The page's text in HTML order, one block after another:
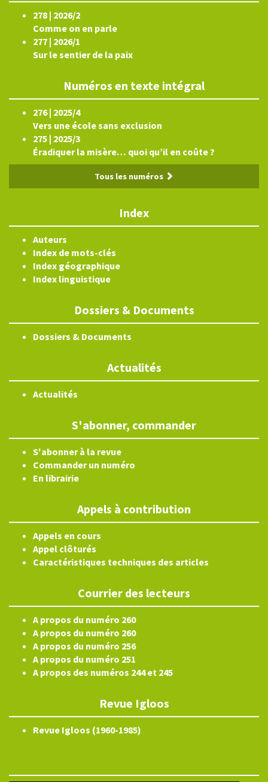
278 | 2026/2
Comme on en parle
277 | 2026/1
Sur le sentier de la paix
Numéros en texte intégral
276 | 2025/4
Vers une école sans exclusion
275 | 2025/3
Éradiquer la misère… quoi qu’il en coûte ?
Tous les numéros
Index
Auteurs
Index de mots-clés
Index géographique
Index linguistique
Dossiers & Documents
Dossiers & Documents
Actualités
Actualités
S'abonner, commander
S'abonner à la revue
Commander un numéro
En librairie
Appels à contribution
Appels en cours
Appel clôturés
Caractéristiques techniques des articles
Courrier des lecteurs
A propos du numéro 260
A propos du numéro 260
A propos du numéro 256
A propos du numéro 251
A propos des numéros 244 et 245
Revue Igloos
Revue Igloos (1960-1985)